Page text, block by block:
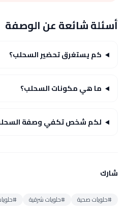
أسئلة شائعة عن الوصفة
كم يستغرق تحضير السحلب؟
ما هي مكونات السحلب؟
لكم شخص تكفي وصفة
شارك
#حلويات صحية #حلويات شرقية